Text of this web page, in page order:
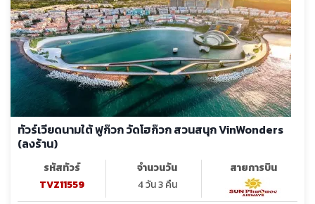
ทัวร์เวียดนามใต้ ฟูก๊วก วัดโฮก๊วก สวนสนุก VinWonders
(ลงร้าน)
รหัสทัวร์
TVZ11559
จำนวนวัน
4 วัน 3 คืน
สายการบิน